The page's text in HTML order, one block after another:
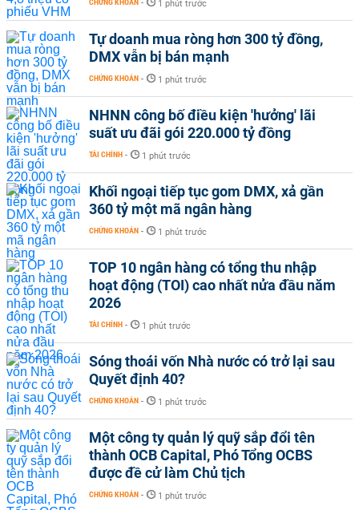
CHỨNG KHOÁN - 1 phút trước
Tự doanh mua ròng hơn 300 tỷ đồng,
DMX vẫn bị bán mạnh
CHỨNG KHOÁN - 1 phút trước
NHNN công bố điều kiện 'hưởng' lãi
suất ưu đãi gói 220.000 tỷ đồng
TÀI CHÍNH - 1 phút trước
Khối ngoại tiếp tục gom DMX, xả gần
360 tỷ một mã ngân hàng
CHỨNG KHOÁN - 1 phút trước
TOP 10 ngân hàng có tổng thu nhập
hoạt động (TOI) cao nhất nửa đầu năm
2026
TÀI CHÍNH - 1 phút trước
Sóng thoái vốn Nhà nước có trở lại sau
Quyết định 40?
CHỨNG KHOÁN - 1 phút trước
Một công ty quản lý quỹ sắp đổi tên
thành OCB Capital, Phó Tổng OCBS
được đề cử làm Chủ tịch
CHỨNG KHOÁN - 1 phút trước